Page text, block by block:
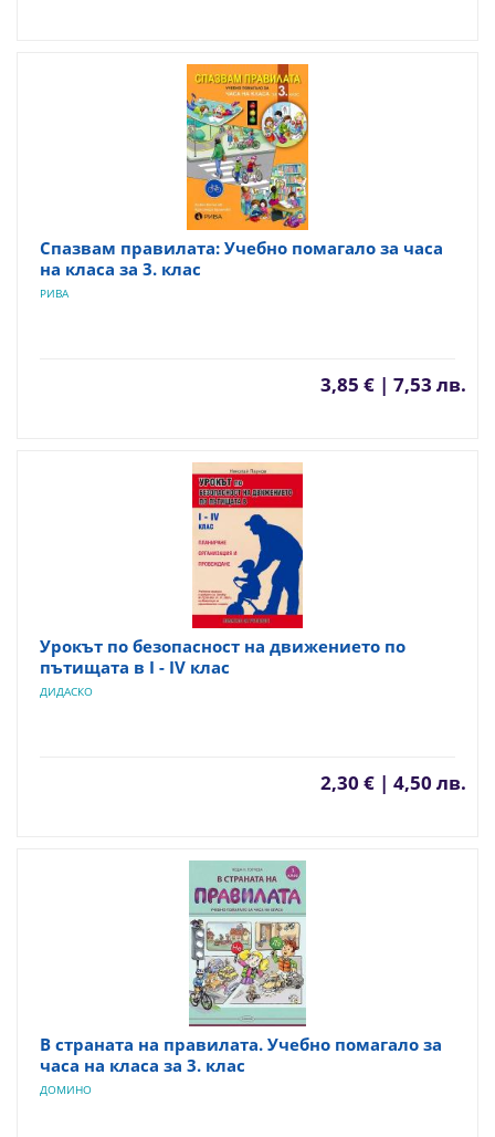
Спазвам правилата: Учебно помагало за часа
на класа за 3. клас
РИВА
3,85 € | 7,53 лв.
Урокът по безопасност на движението по
пътищата в I - IV клас
ДИДАСКО
2,30 € | 4,50 лв.
В страната на правилата. Учебно помагало за
часа на класа за 3. клас
ДОМИНО